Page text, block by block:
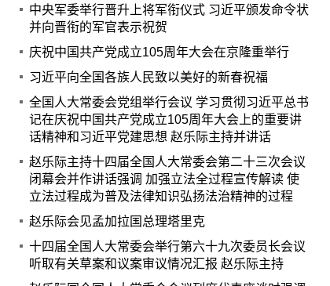
中央军委举行晋升上将军衔仪式 习近平颁发命令状
并向晋衔的军官表示祝贺
庆祝中国共产党成立105周年大会在京隆重举行
习近平向全国各族人民致以美好的新春祝福
全国人大常委会党组举行会议 学习贯彻习近平总书
记在庆祝中国共产党成立105周年大会上的重要讲
话精神和习近平党建思想 赵乐际主持并讲话
赵乐际主持十四届全国人大常委会第二十三次会议
闭幕会并作讲话强调 加强立法全过程宣传解读 使
立法过程成为普及法律知识弘扬法治精神的过程
赵乐际会见孟加拉国总理塔里克
十四届全国人大常委会举行第六十九次委员长会议
听取有关草案和议案审议情况汇报 赵乐际主持